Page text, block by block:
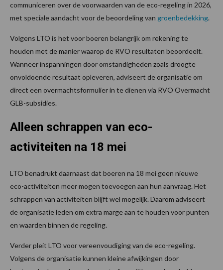
communiceren over de voorwaarden van de eco-regeling in 2026,
met speciale aandacht voor de beoordeling van groenbedekking.
Volgens LTO is het voor boeren belangrijk om rekening te
houden met de manier waarop de RVO resultaten beoordeelt.
Wanneer inspanningen door omstandigheden zoals droogte
onvoldoende resultaat opleveren, adviseert de organisatie om
direct een overmachtsformulier in te dienen via RVO Overmacht
GLB-subsidies.
Alleen schrappen van eco-
activiteiten na 18 mei
LTO benadrukt daarnaast dat boeren na 18 mei geen nieuwe
eco-activiteiten meer mogen toevoegen aan hun aanvraag. Het
schrappen van activiteiten blijft wel mogelijk. Daarom adviseert
de organisatie leden om extra marge aan te houden voor punten
en waarden binnen de regeling.
Verder pleit LTO voor vereenvoudiging van de eco-regeling.
Volgens de organisatie kunnen kleine afwijkingen door